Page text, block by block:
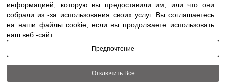
Terms of use Accessibility| All rights reserved to
информацией, которую вы предоставили им, или что они
собрали из -за использования своих услуг. Вы соглашаетесь
на наши файлы cookie, если вы продолжаете использовать
наш веб -сайт.
Предпочтение
Отключить Все